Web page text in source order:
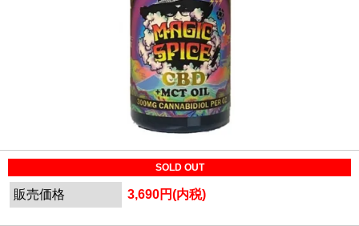
SOLD OUT
販売価格 3,690円(内税)